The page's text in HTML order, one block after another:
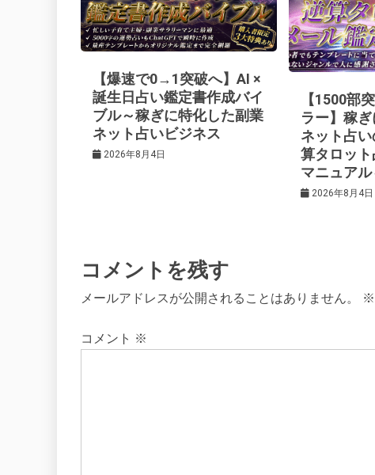
ゲ
ー
シ
ョ
【爆速で0→1突破へ】AI ×
誕生日占い鑑定書作成バイ
ブル～稼ぎに特化した副業
ネット占いビジネス
2026年8月4日
【1500部
ラー】稼
ネット占
算タロッ
マニュアル
2026年8月4日
コメントを残す
メールアドレスが公開されることはありません。 ※
コメント ※